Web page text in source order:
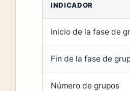
INDICADOR
Inicio de la fase de
Fin de la fase de
Número de grupos